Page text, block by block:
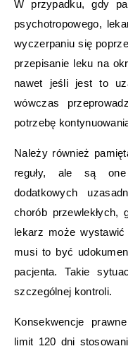
W przypadku, gdy
psychotropowego,
wyczerpaniu się
przepisanie leku na
nawet jeśli jest to
wówczas
potrzebę
Należy również
reguły, ale są
dodatkowych
chorób przewlekłych,
lekarz może
musi to być
pacjenta. Takie
szczególnej kontroli.
Konsekwencje
limit 120 dni